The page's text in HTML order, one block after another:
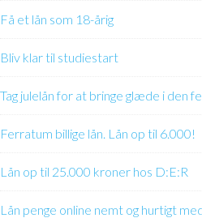
Få et lån som 18-årig
Bliv klar til studiestart
Tag julelån for at bringe glæde i den
Ferratum billige lån. Lån op til 6.000!
Lån op til 25.000 kroner hos D:E:R
Lån penge online nemt og hurtigt